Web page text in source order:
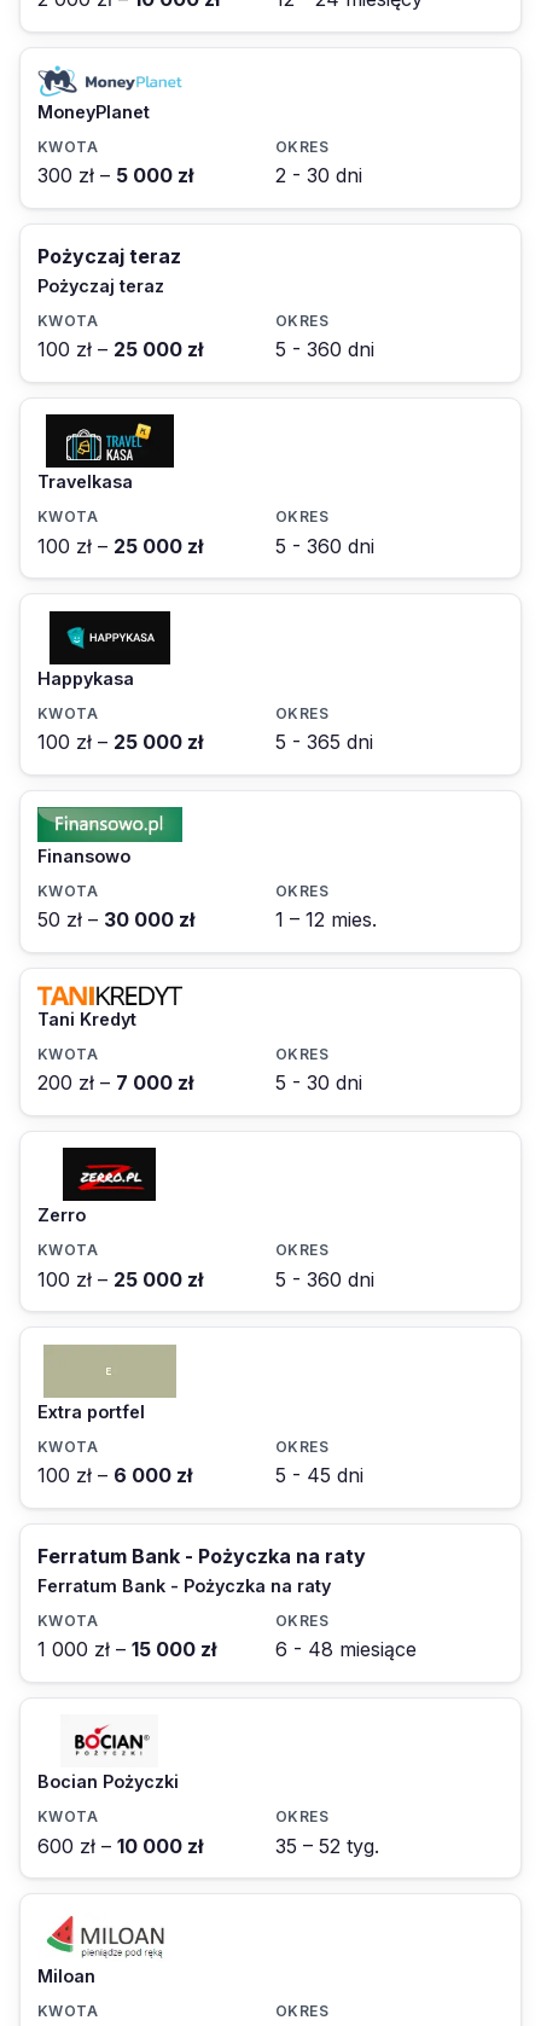
MoneyPlanet
300 zł – 5 000 zł 2 - 30 dni
Pożyczaj teraz
Pożyczaj teraz
100 zł – 25 000 zł 5 - 360 dni
Travelkasa
100 zł – 25 000 zł 5 - 360 dni
Happykasa
100 zł – 25 000 zł 5 - 365 dni
Finansowo
50 zł – 30 000 zł 1 – 12 mies.
Tani Kredyt
200 zł – 7 000 zł 5 - 30 dni
Zerro
100 zł – 25 000 zł 5 - 360 dni
Extra portfel
100 zł – 6 000 zł 5 - 45 dni
Ferratum Bank - Pożyczka na raty
Ferratum Bank - Pożyczka na raty
1 000 zł – 15 000 zł 6 - 48 miesiące
Bocian Pożyczki
600 zł – 10 000 zł 35 – 52 tyg.
Miloan